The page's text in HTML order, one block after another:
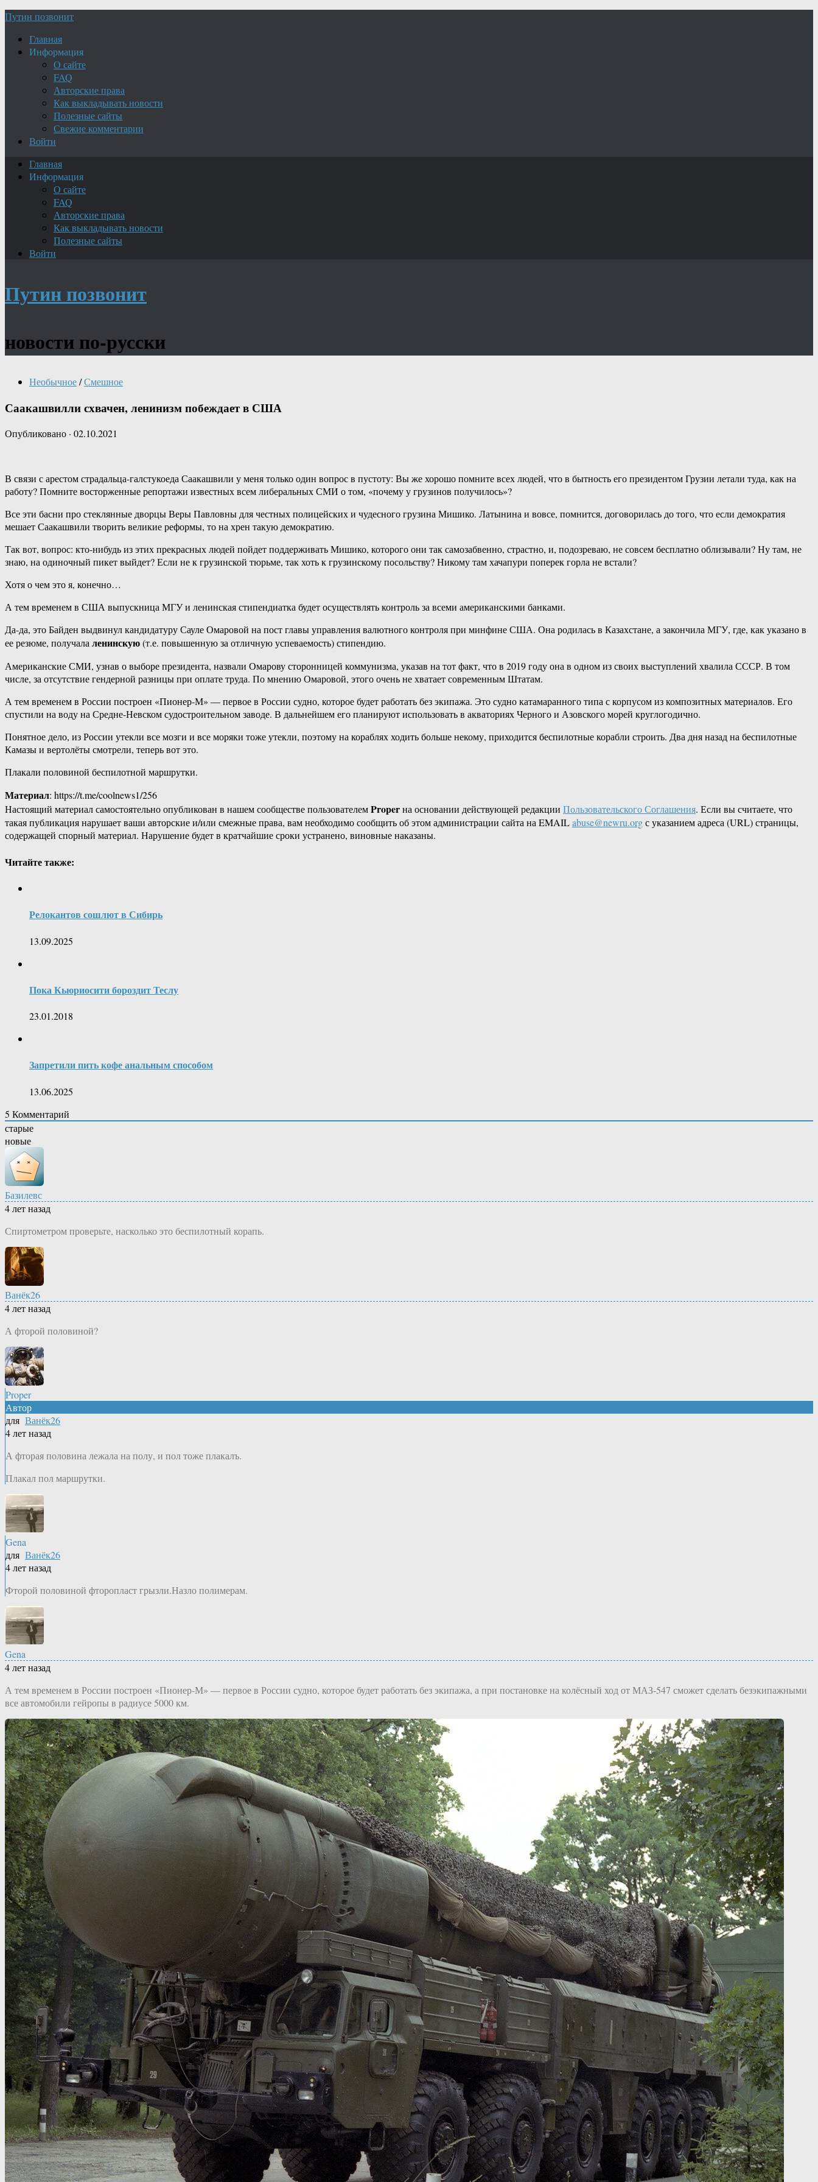
Путин позвонит
Главная
Информация
О сайте
FAQ
Авторские права
Как выкладывать новости
Полезные сайты
Свежие комментарии
Войти
Главная
Информация
О сайте
FAQ
Авторские права
Как выкладывать новости
Полезные сайты
Войти
Путин позвонит
новости по-русски
Необычное/Смешное
Саакашвилли схвачен, ленинизм побеждает в США
Опубликовано · 02.10.2021
В связи с арестом страдальца-галстукоеда Саакашвили у меня только один вопрос в пустоту: Вы же хорошо помните всех людей, что в бытность его президентом Грузии летали туда, как на
работу? Помните восторженные репортажи известных всем либеральных СМИ о том, «почему у грузинов получилось»?
Все эти басни про стеклянные дворцы Веры Павловны для честных полицейских и чудесного грузина Мишико. Латынина и вовсе, помнится, договорилась до того, что если демократия
мешает Саакашвили творить великие реформы, то на хрен такую демократию.
Так вот, вопрос: кто-нибудь из этих прекрасных людей пойдет поддерживать Мишико, которого они так самозабвенно, страстно, и, подозреваю, не совсем бесплатно облизывали? Ну там, не
знаю, на одиночный пикет выйдет? Если не к грузинской тюрьме, так хоть к грузинскому посольству? Никому там хачапури поперек горла не встали?
Хотя о чем это я, конечно…
А тем временем в США выпускница МГУ и ленинская стипендиатка будет осуществлять контроль за всеми американскими банками.
Да-да, это Байден выдвинул кандидатуру Сауле Омаровой на пост главы управления валютного контроля при минфине США. Она родилась в Казахстане, а закончила МГУ, где, как указано в
ее резюме, получалаленинскую(т.е. повышенную за отличную успеваемость) стипендию.
Американские СМИ, узнав о выборе президента, назвали Омарову сторонницей коммунизма, указав на тот факт, что в 2019 году она в одном из своих выступлений хвалила СССР. В том
числе, за отсутствие гендерной разницы при оплате труда. По мнению Омаровой, этого очень не хватает современным Штатам.
А тем временем в России построен «Пионер-М» — первое в России судно, которое будет работать без экипажа. Это судно катамаранного типа с корпусом из композитных материалов. Его
спустили на воду на Средне-Невском судостроительном заводе. В дальнейшем его планируют использовать в акваториях Черного и Азовского морей круглогодично.
Понятное дело, из России утекли все мозги и все моряки тоже утекли, поэтому на кораблях ходить больше некому, приходится беспилотные корабли строить. Два дня назад на беспилотные
Камазы и вертолёты смотрели, теперь вот это.
Плакали половиной беспилотной маршрутки.
Материал: https://t.me/coolnews1/256
Настоящий материал самостоятельно опубликован в нашем сообществе пользователемProperна основании действующей редакции Пользовательского Соглашения. Если вы считаете, что
такая публикация нарушает ваши авторские и/или смежные права, вам необходимо сообщить об этом администрации сайта на EMAILabuse@newru.orgс указанием адреса (URL) страницы,
содержащей спорный материал. Нарушение будет в кратчайшие сроки устранено, виновные наказаны.
Читайте также:
Релокантов сошлют в Сибирь
13.09.2025
Пока Кьюриосити бороздит Теслу
23.01.2018
Запретили пить кофе анальным способом
13.06.2025
5 Комментарий
старые
новые
Базилевс
4 лет назад
Спиртометром проверьте, насколько это беспилотный корапь.
Ванёк26
4 лет назад
А фторой половиной?
Proper
Автор
для Ванёк26
4 лет назад
А фторая половина лежала на полу, и пол тоже плакалъ.
Плакал пол маршрутки.
Gena
для Ванёк26
4 лет назад
Фторой половиной фторопласт грызли.Назло полимерам.
Gena
4 лет назад
А тем временем в России построен «Пионер-М» — первое в России судно, которое будет работать без экипажа, а при постановке на колёсный ход от МАЗ-547 сможет сделать безэкипажными
все автомобили гейропы в радиусе 5000 км.